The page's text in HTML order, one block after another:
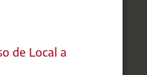
que
de Local a